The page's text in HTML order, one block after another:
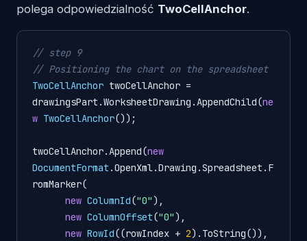
polega odpowiedzialność TwoCellAnchor.
// step 9
// Positioning the chart on the spreadsheet
TwoCellAnchor twoCellAnchor =
drawingsPart.WorksheetDrawing.AppendChild(ne
w TwoCellAnchor());
twoCellAnchor.Append(new
DocumentFormat .OpenXml.Drawing.Spreadsheet.F
romMarker(
new ColumnId("0"),
new ColumnOffset("0"),
new RowId((rowIndex + 2).ToString()),